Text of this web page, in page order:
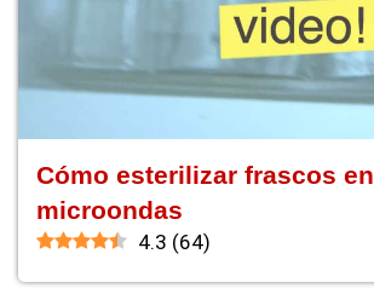
Cómo esterilizar frascos en
microondas
4.3 (64)